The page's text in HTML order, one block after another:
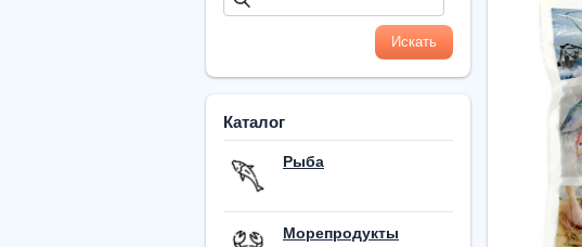
Каталог
Рыба
Морепродукты